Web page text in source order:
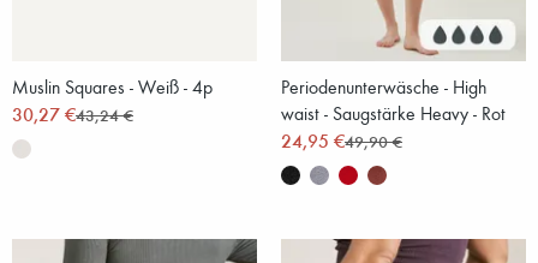
Muslin Squares - Weiß - 4p
30,27 €43,24 €
Periodenunterwäsche - High
waist - Saugstärke Heavy - Rot
24,95 €49,90 €